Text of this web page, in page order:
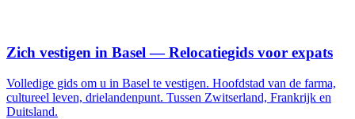
Zich vestigen in Basel — Relocatiegids voor expats
Volledige gids om u in Basel te vestigen. Hoofdstad van de farma,
cultureel leven, drielandenpunt. Tussen Zwitserland, Frankrijk en
Duitsland.